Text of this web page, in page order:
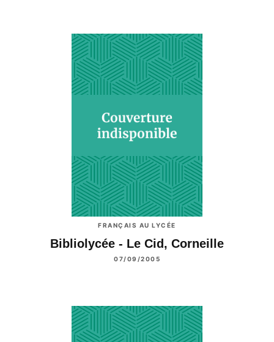
FRANÇAIS AU LYCÉE
Bibliolycée - Le Cid, Corneille
07/09/2005